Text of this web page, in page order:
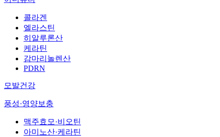
콜라겐
엘라스틴
히알루론산
케라틴
감마리놀렌산
PDRN
모발건강
풍성·영양보충
맥주효모·비오틴
아미노산·케라틴